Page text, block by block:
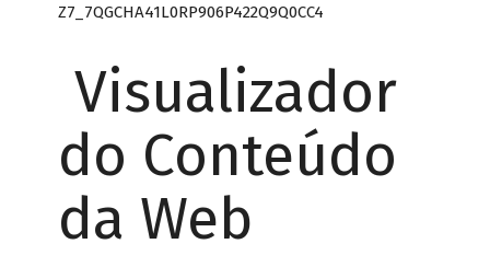
Z7_7QGCHA41L0RP906P422Q9Q0CC4
Visualizador
do Conteúdo
da Web